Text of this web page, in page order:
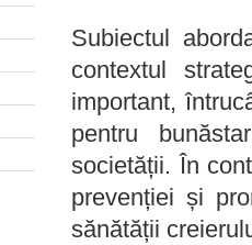
Subiectul
contextul
important,
pentru
societății. În
prevenției și
sănătății